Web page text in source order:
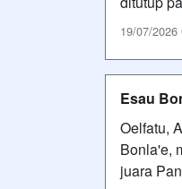
19/07/
Esau
Oelfatu,
Bonla'e,
juara Pan